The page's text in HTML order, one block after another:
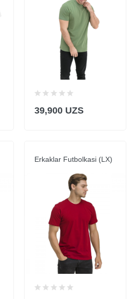
39,900 UZS
Erkaklar Futbolkasi (LX)